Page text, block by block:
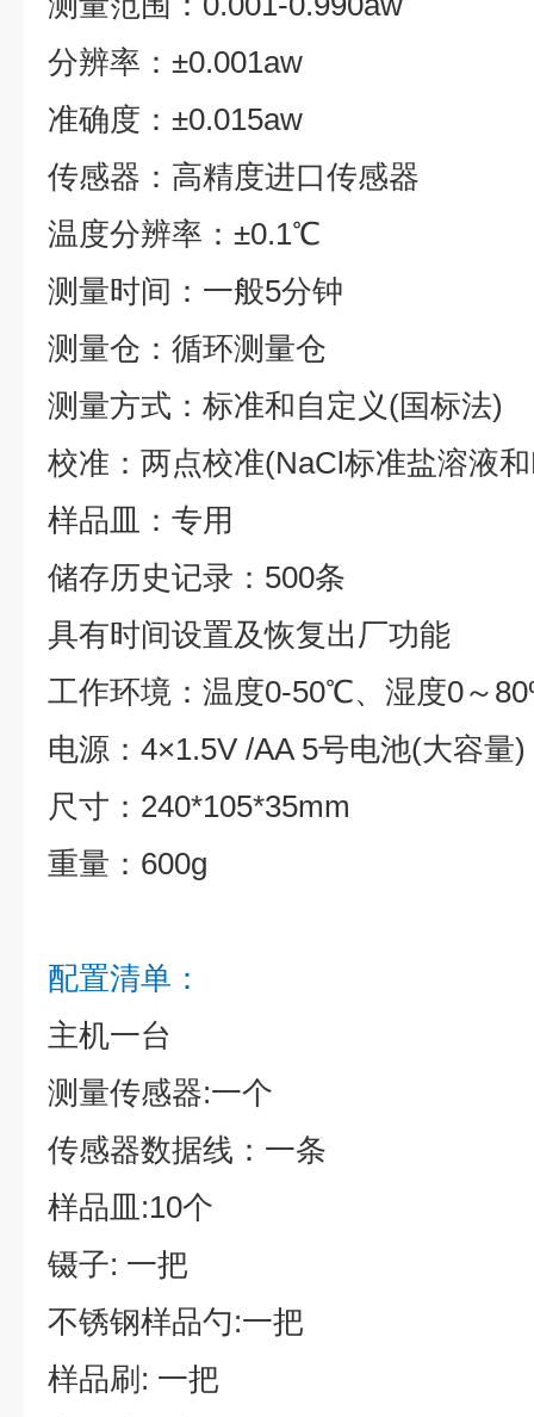
分辨率：±0.001aw
准确度：±0.015aw
传感器：高精度进口传感器
温度分辨率：±0.1℃
测量时间：一般5分钟
测量仓：循环测量仓
测量方式：标准和自定义(国标法)
校准：两点校准(NaCl标准盐溶液
样品皿：专用
储存历史记录：500条
具有时间设置及恢复出厂功能
工作环境：温度0-50℃、湿度0～
电源：4×1.5V /AA 5号电池(大容量)
尺寸：240*105*35mm
重量：600g
配置清单：
主机一台
测量传感器:一个
传感器数据线：一条
样品皿:10个
镊子: 一把
不锈钢样品勺:一把
样品刷: 一把